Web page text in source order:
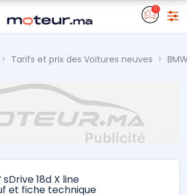
0
Tarifs et prix des Voitures neuves
sDrive 18d X line
et fiche technique